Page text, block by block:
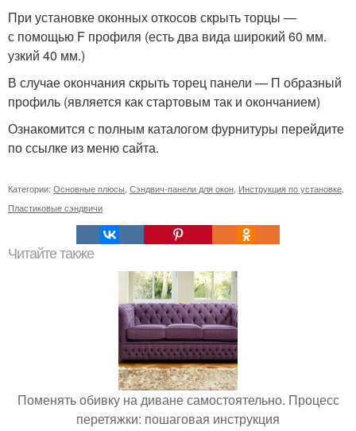
При установке оконных откосов скрыть торцы —
с помощью F профиля (есть два вида широкий 60 мм.
узкий 40 мм.)
В случае окончания скрыть торец панели — П образный
профиль (является как стартовым так и окончанием)
Ознакомится с полным каталогом фурнитуры перейдите
по ссылке из меню сайта.
Категории: Основные плюсы Сэндвич-панели для окон Инструкция по установке
Пластиковые сэндвичи
Читайте также
Поменять обивку на диване самостоятельно. Процесс
перетяжки: пошаговая инструкция